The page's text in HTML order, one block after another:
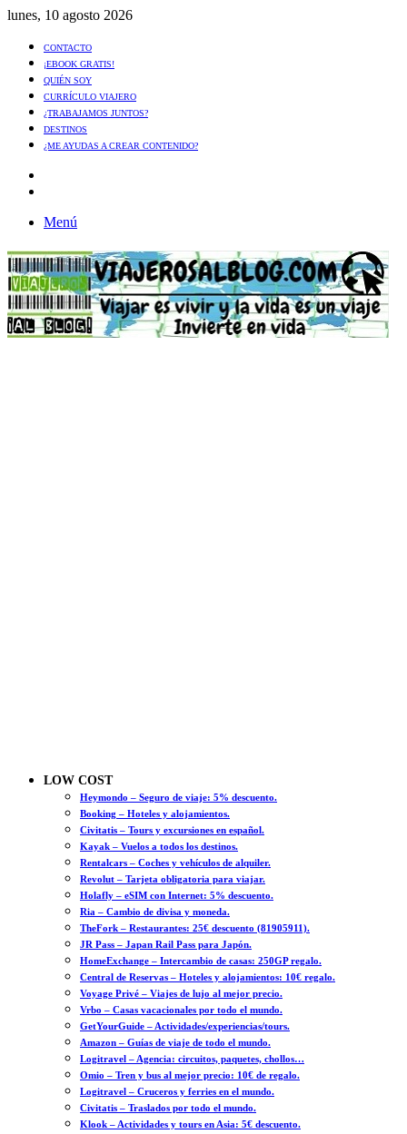
lunes, 10 agosto 2026
CONTACTO
¡EBOOK GRATIS!
QUIÉN SOY
CURRÍCULO VIAJERO
¿TRABAJAMOS JUNTOS?
DESTINOS
¿ME AYUDAS A CREAR CONTENIDO?
Menú
LOW COST
Heymondo – Seguro de viaje: 5% descuento.
Booking – Hoteles y alojamientos.
Civitatis – Tours y excursiones en español.
Kayak – Vuelos a todos los destinos.
Rentalcars – Coches y vehículos de alquiler.
Revolut – Tarjeta obligatoria para viajar.
Holafly – eSIM con Internet: 5% descuento.
Ria – Cambio de divisa y moneda.
TheFork – Restaurantes: 25€ descuento (81905911).
JR Pass – Japan Rail Pass para Japón.
HomeExchange – Intercambio de casas: 250GP regalo.
Central de Reservas – Hoteles y alojamientos: 10€ regalo.
Voyage Privé – Viajes de lujo al mejor precio.
Vrbo – Casas vacacionales por todo el mundo.
GetYourGuide – Actividades/experiencias/tours.
Amazon – Guías de viaje de todo el mundo.
Logitravel – Agencia: circuitos, paquetes, chollos…
Omio – Tren y bus al mejor precio: 10€ de regalo.
Logitravel – Cruceros y ferries en el mundo.
Civitatis – Traslados por todo el mundo.
Klook – Actividades y tours en Asia: 5€ descuento.